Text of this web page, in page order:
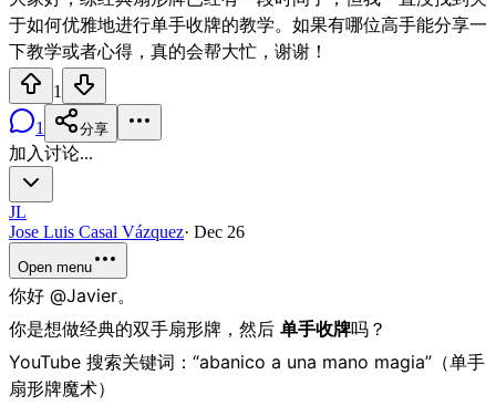
于如何优雅地进行单手收牌的教学。如果有哪位高手能分享一
下教学或者心得，真的会帮大忙，谢谢！
1
1
分享
加入讨论...
JL
Jose Luis Casal Vázquez· Dec 26
Open menu
你好 @Javier。
你是想做经典的双手扇形牌，然后 单手收牌吗？
YouTube 搜索关键词：“abanico a una mano magia”（单手
扇形牌魔术）